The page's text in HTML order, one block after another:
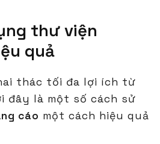
thư viện
quả
thác tối đa lợi ích từ
đây là một số cách sử
cáo một cách hiệu quả